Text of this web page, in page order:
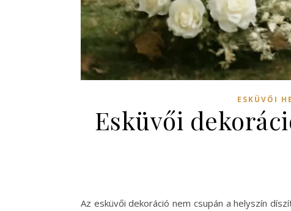
ESKÜVŐI
Esküvői
Az esküvői dekoráció nem csupán a helyszín